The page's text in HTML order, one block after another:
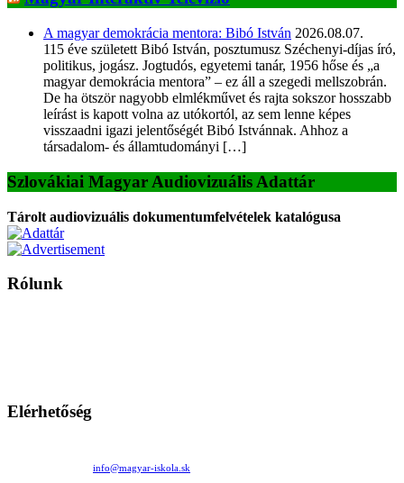
A magyar demokrácia mentora: Bibó István 2026.08.07.
115 éve született Bibó István, posztumusz Széchenyi-díjas író,
politikus, jogász. Jogtudós, egyetemi tanár, 1956 hőse és „a
magyar demokrácia mentora” – ez áll a szegedi mellszobrán.
De ha ötször nagyobb elmlékművet és rajta sokszor hosszabb
leírást is kapott volna az utókortól, az sem lenne képes
visszaadni igazi jelentőségét Bibó Istvánnak. Ahhoz a
társadalom- és államtudományi […]
Szlovákiai Magyar Audiovizuális Adattár
Tárolt audiovizuális dokumentumfelvételek katalógusa
Rólunk
Elérhetőség
info@magyar-iskola.sk